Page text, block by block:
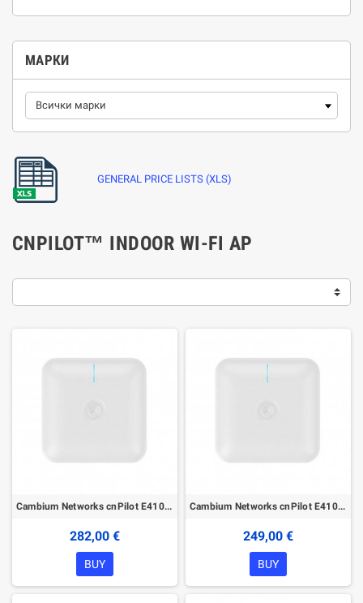
МАРКИ
GENERAL PRICE LISTS (XLS)
CNPILOT™ INDOOR WI-FI AP
Cambium Networks cnPilot E410 with PoE
282,00 €
BUY
Cambium Networks cnPilot E410 without PoE
249,00 €
BUY